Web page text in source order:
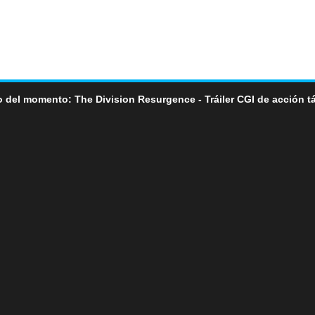
del momento: The Division Resurgence - Tráiler CGI de acción